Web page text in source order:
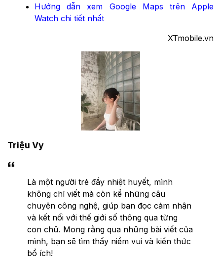
Hướng dẫn xem Google Maps trên Apple
Watch chi tiết nhất
XTmobile.vn
Triệu Vy
Là một người trẻ đầy nhiệt huyết, mình
không chỉ viết mà còn kể những câu
chuyện công nghệ, giúp bạn đọc cảm nhận
và kết nối với thế giới số thông qua từng
con chữ. Mong rằng qua những bài viết của
mình, bạn sẽ tìm thấy niềm vui và kiến thức
bổ ích!